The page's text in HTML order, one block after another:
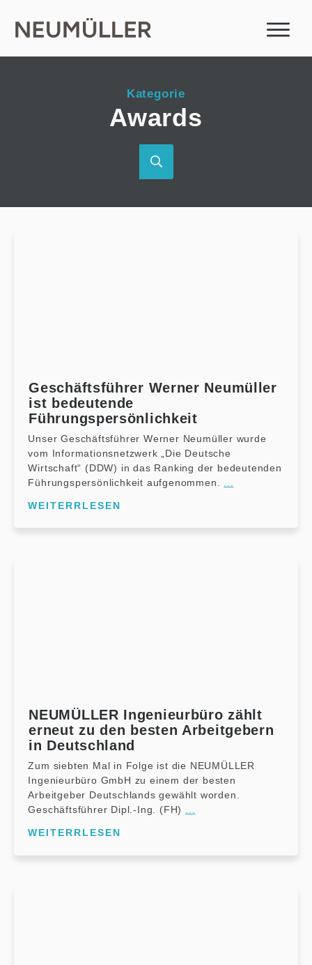
Kategorie
Awards
Geschäftsführer Werner Neumüller
ist bedeutende
Führungspersönlichkeit
Unser Geschäftsführer Werner Neumüller wurde
vom Informationsnetzwerk „Die Deutsche
Wirtschaft“ (DDW) in das Ranking der bedeutenden
Führungspersönlichkeit aufgenommen.
WEITERRLESEN
NEUMÜLLER Ingenieurbüro zählt
erneut zu den besten Arbeitgebern
in Deutschland
Zum siebten Mal in Folge ist die NEUMÜLLER
Ingenieurbüro GmbH zu einem der besten
Arbeitgeber Deutschlands gewählt worden.
Geschäftsführer Dipl.-Ing. (FH) ...
WEITERRLESEN